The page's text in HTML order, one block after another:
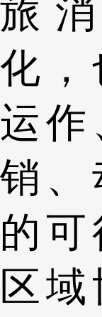
旅
化，
运作
销、
的
区